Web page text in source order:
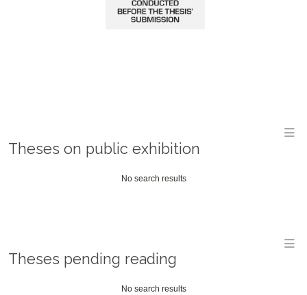
Theses on public exhibition
No search results
Theses pending reading
No search results